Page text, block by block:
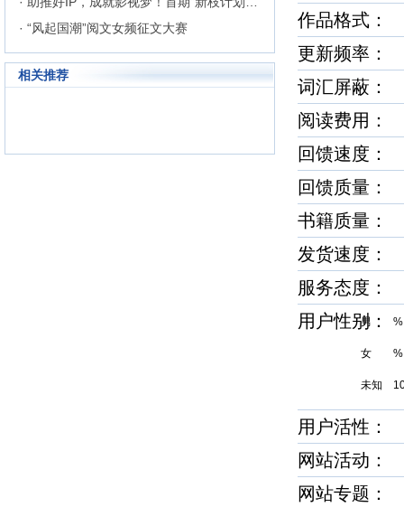
· “风起国潮”阅文女频征文大赛
相关推荐
作品格式
更新频率：
词汇屏蔽
阅读费用：
回馈速度
回馈质量
书籍质量
发货速度
服务态度
用户性别
男 %
女 %
未知
用户活性
网站活动：
网站专题：